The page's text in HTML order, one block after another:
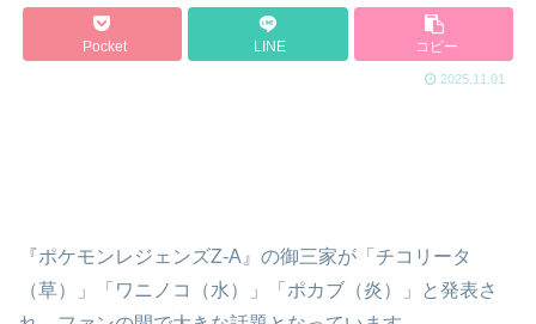
Pocket LINE コピー
2025.11.01
『ポケモンレジェンズZ-A』の御三家が「チコリータ
（草）」「ワニノコ（水）」「ポカブ（炎）」と発表さ